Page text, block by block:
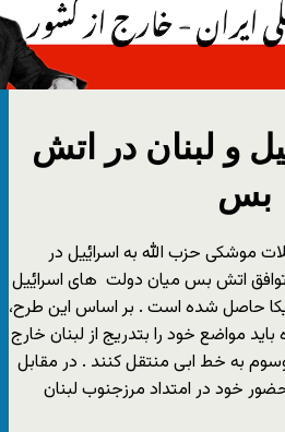
و لبنان در اتش
بس
موشکی حزب الله به اسرایٔیل در
توافق اتش بس میان دولت های اسرایٔیل
حاصل شده است . بر اساس این طرح،
مواضع خود را بتدریج از لبنان خارج
به خط ابی منتقل کنند . در مقابل
خود در امتداد مرزجنوب لبنان